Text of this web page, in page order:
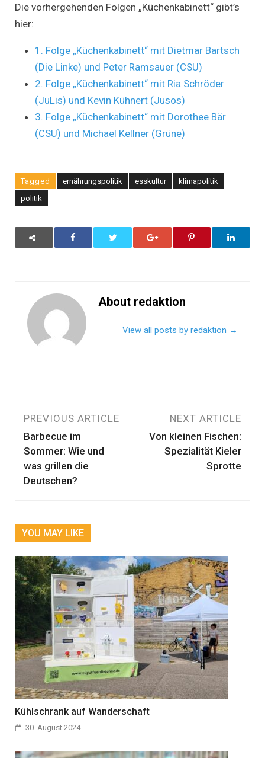
Die vorhergehenden Folgen „Küchenkabinett“ gibt’s
hier:
1. Folge „Küchenkabinett“ mit Dietmar Bartsch
(Die Linke) und Peter Ramsauer (CSU)
2. Folge „Küchenkabinett“ mit Ria Schröder
(JuLis) und Kevin Kühnert (Jusos)
3. Folge „Küchenkabinett“ mit Dorothee Bär
(CSU) und Michael Kellner (Grüne)
Tagged ernährungspolitik esskultur
klimapolitik
politik
About redaktion
View all posts by redaktion →
Beitragsnavigation
PREVIOUS ARTICLE
Barbecue im
Sommer: Wie und
was grillen die
Deutschen?
NEXT ARTICLE
Von kleinen Fischen:
Spezialität Kieler
Sprotte
YOU MAY LIKE
Kühlschrank auf Wanderschaft
30. August 2024